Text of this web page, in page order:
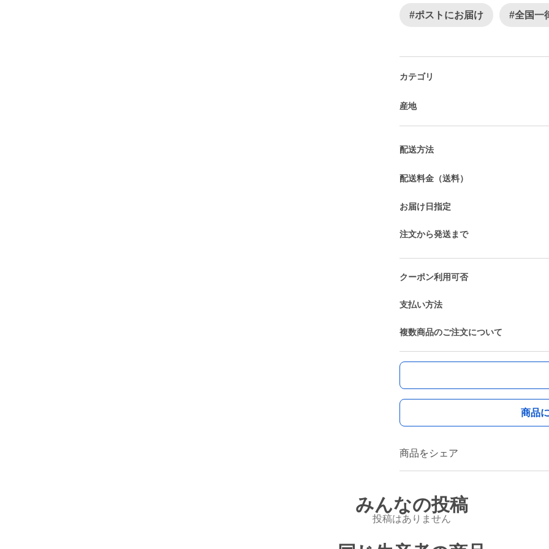
#ポストにお届け #全国一
カテゴリ
産地
配送方法
配送料金（送料）
お届け日指定
注文から発送まで
クーポン利用可否
支払い方法
複数商品のご注文について
商品
商品をシェア
みんなの投稿
投稿はありません